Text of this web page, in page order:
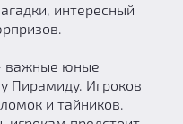
интересный
важные юные
Пирамиду. Игроков
и тайников.